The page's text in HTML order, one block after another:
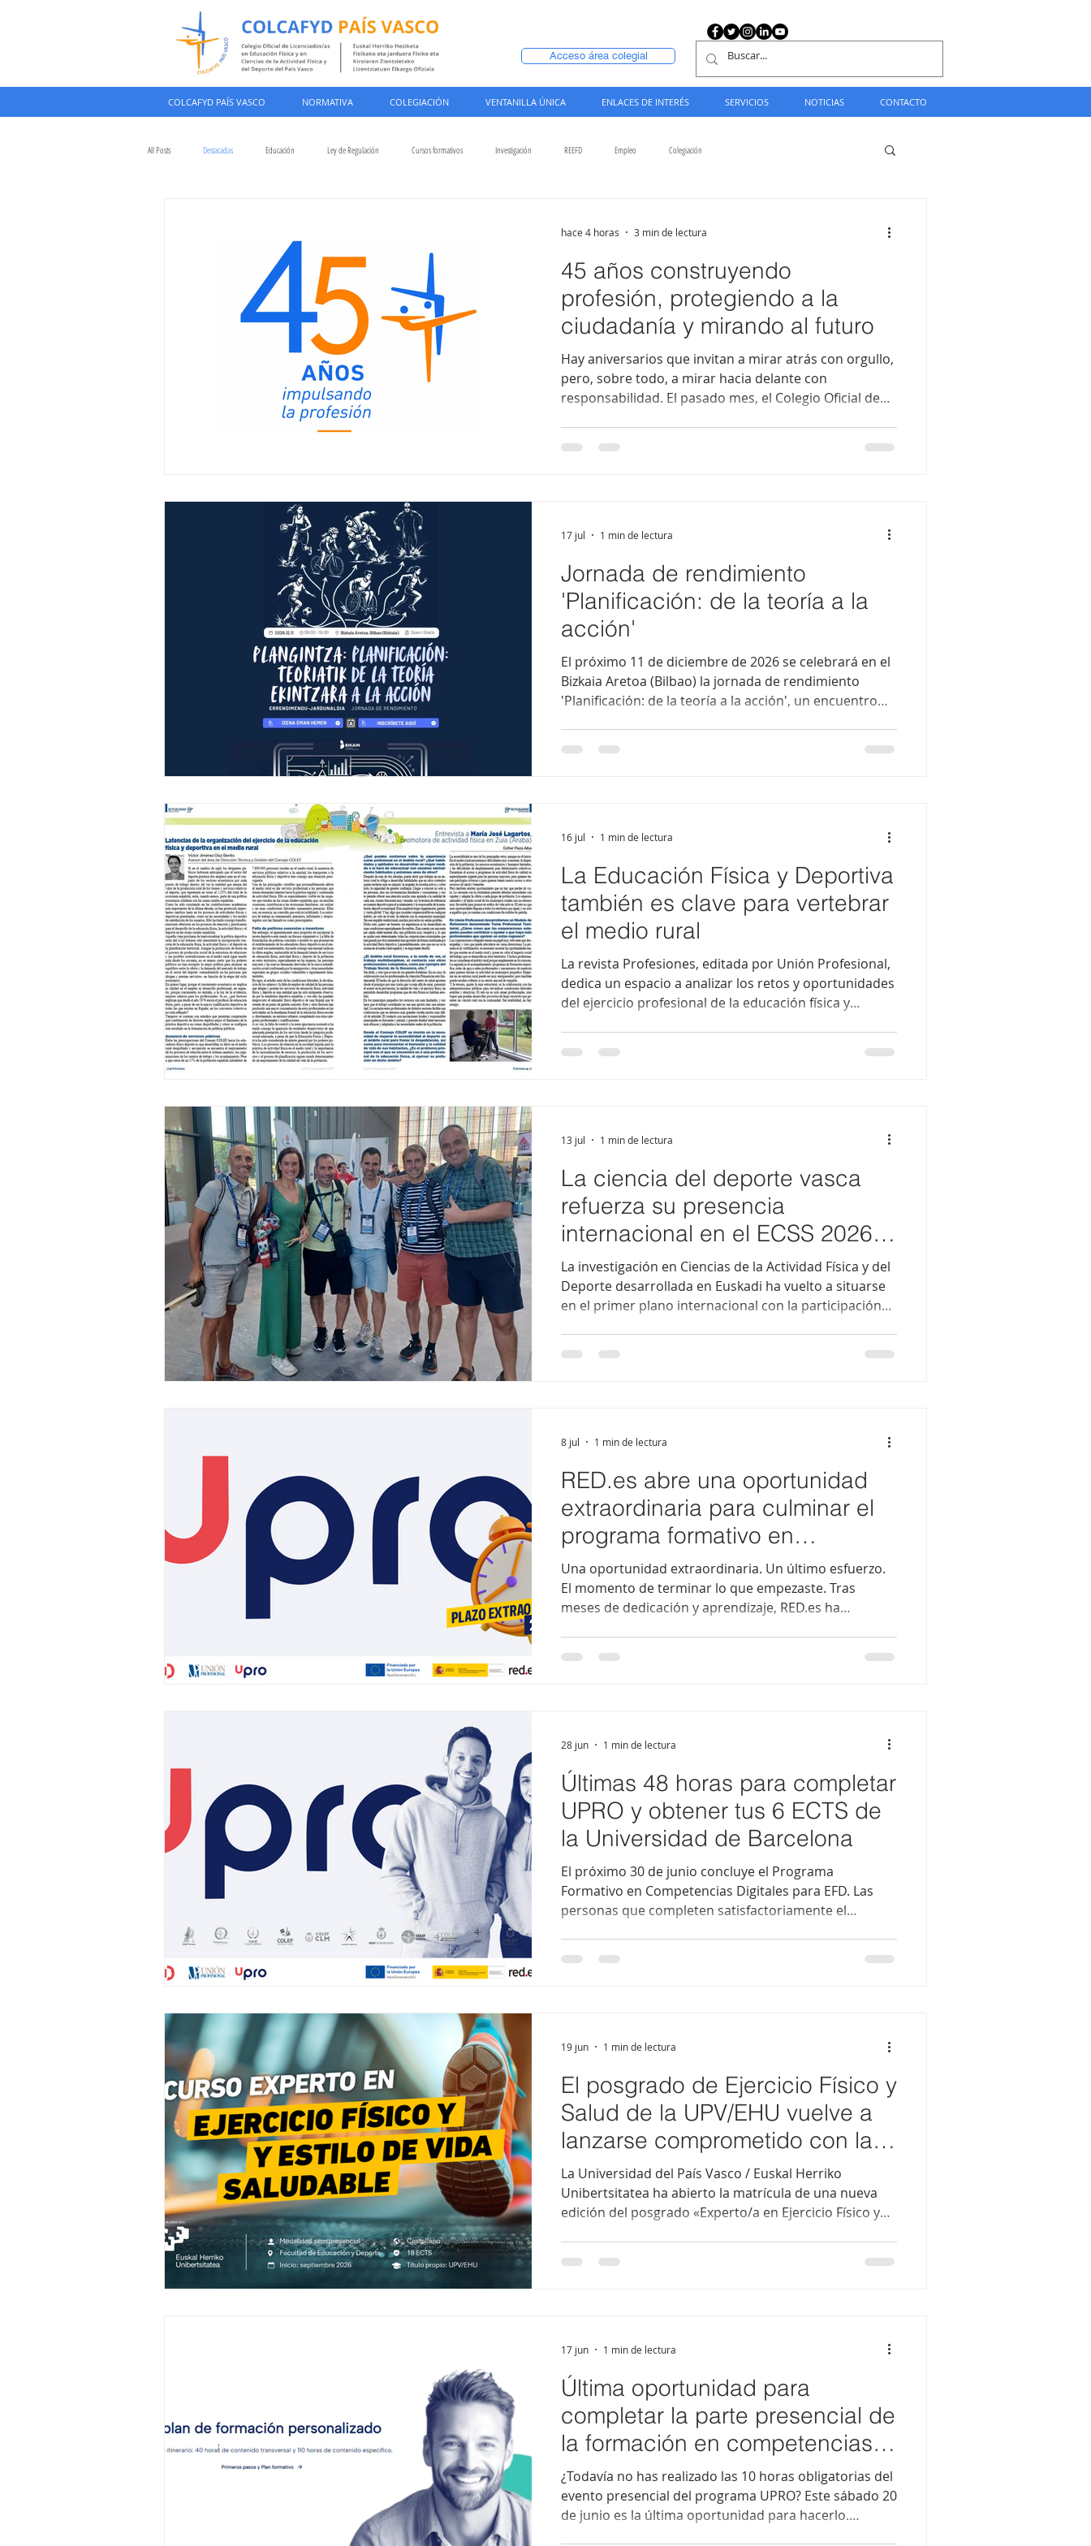
Acceso área colegial
COLCAFYD PAÍS VASCO NORMATIVA COLEGIACIÓN VENTANILLA ÚNICA ENLACES DE INTERÉS SERVICIOS NOTICIAS CONTACTO
All Posts Destacadas Educación Ley de Regulación Cursos formativos Investigación REEFD Empleo Colegiación
45 años construyendo
profesión, protegiendo a la
ciudadanía y mirando al futuro
Hay aniversarios que invitan a mirar atrás con orgullo,
pero, sobre todo, a mirar hacia delante con
responsabilidad. El pasado mes, el Colegio Oficial de
(COLCAFYD País Vasco) celebraba su 45.º aniversario,
colegiadas y con una socied
hace 4 horas 3 min de lectura
Jornada de rendimiento
'Planificación: de la teoría a la
acción'
El próximo 11 de diciembre de 2026 se celebrará en el
Bizkaia Aretoa (Bilbao) la jornada de rendimiento
'Planificación: de la teoría a la acción', un encuentro
La jornada tendrá lugar en horario de 9:00 a 19:00
parti
17 jul 1 min de lectura
La Educación Física y Deportiva
también es clave para vertebrar
el medio rural
La revista Profesiones, editada por Unión Profesional,
dedica un espacio a analizar los retos y oportunidades
del ejercicio profesional de la educación física y
colegiada del COLCAFYD País Vasco (n.º 7983) y
testimonio pone
16 jul 1 min de lectura
La ciencia del deporte vasca
refuerza su presencia
internacional en el ECSS 2026
de Lausana
La investigación en Ciencias de la Actividad Física y del
Deporte desarrollada en Euskadi ha vuelto a situarse
en el primer plano internacional con la participación
celebrado en Lausana (Suiza), capital olímpica y
Arkaitz Larri
13 jul 1 min de lectura
RED.es abre una oportunidad
extraordinaria para culminar el
programa formativo en
competencias digitales de
UPRO
Una oportunidad extraordinaria. Un último esfuerzo.
El momento de terminar lo que empezaste. Tras
meses de dedicación y aprendizaje, RED.es ha
tiempo el itinerario formativo puedan culminarlo y
puede marcar la diferencia en
8 jul 1 min de lectura
Últimas 48 horas para completar
UPRO y obtener tus 6 ECTS de
la Universidad de Barcelona
El próximo 30 de junio concluye el Programa
Formativo en Competencias Digitales para EFD. Las
personas que completen satisfactoriamente el
de 6 créditos ECTS y valor académico para su
aplicadas al ámbito de la Educació
28 jun 1 min de lectura
El posgrado de Ejercicio Físico y
Salud de la UPV/EHU vuelve a
lanzarse comprometido con la
profesión
La Universidad del País Vasco / Euskal Herriko
Unibertsitatea ha abierto la matrícula de una nueva
edición del posgrado «Experto/a en Ejercicio Físico y
semipresencial, el programa profundiza en valoración
enfermedades crónicas, salu
19 jun 1 min de lectura
Última oportunidad para
completar la parte presencial de
la formación en competencias
digitales
¿Todavía no has realizado las 10 horas obligatorias del
evento presencial del programa UPRO? Este sábado 20
de junio es la última oportunidad para hacerlo.
17 jun 1 min de lectura